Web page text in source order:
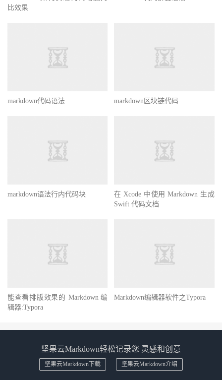
比效果
markdown代码语法 markdown区块链代码
markdown语法行内代码块
在 Xcode 中使用 Markdown 生成
Swift 代码文档
能查看排版效果的 Markdown 编
辑器:Typora
Markdown编辑器软件之Typora
坚果云Markdown轻松记录您 灵感和创意
坚果云Markdown下载 坚果云Markdown介绍